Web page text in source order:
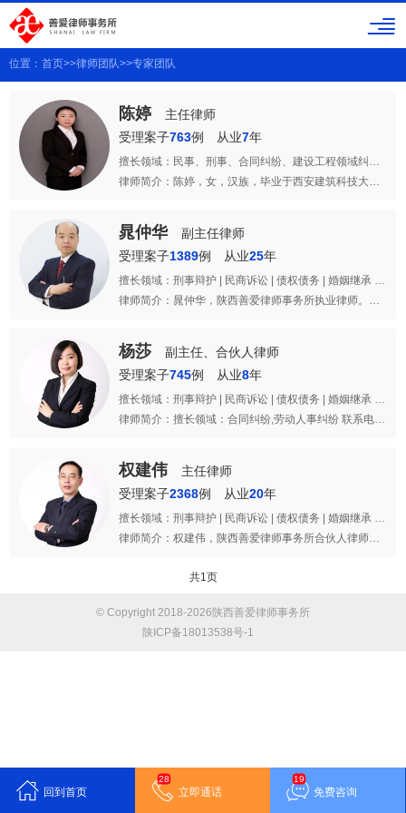
位置： 首页>>律师团队>>专家团队
陈婷
主任律师
受理案子763例 从业7年
擅长领域：民事、刑事、合同纠纷、建设工程领域纠纷、公司兼并、重组、企业法律顾问
律师简介：陈婷，女，汉族，毕业于西安建筑科技大学，法学学士，陕西善爱律师事务所高级合伙人，主任律师。2015年从事法律服务工作至今，代理各类案件上千起，专注民生类法律案件，涵盖离婚财产分割、子女抚养、交通事故赔偿、民间借贷、劳动工伤维权、建设施工等。善于耐心倾听当事人诉求，梳理复杂案情，兼顾调解与诉讼代理，办案认真负责，切实保障普通百姓合法权益。
晁仲华
副主任律师
受理案子1389例 从业25年
擅长领域：刑事辩护 | 民商诉讼 | 债权债务 | 婚姻继承 | 建筑工程 | 公司股权 | 合同纠纷 | 交通事故
律师简介：晁仲华，陕西善爱律师事务所执业律师。从事法律服务工作30余年，凭借扎实的理论功底及丰富的办案经验赢得了当事人的大力赞扬及认可，擅长办理民事、经济、征地款纠纷及刑事辩护等。
杨莎
副主任、合伙人律师
受理案子745例 从业8年
擅长领域：刑事辩护 | 民商诉讼 | 债权债务 | 婚姻继承 | 建筑工程 | 公司股权 | 合同纠纷 | 交通事故
律师简介：擅长领域：合同纠纷,劳动人事纠纷 联系电话：400-9908881
权建伟
主任律师
受理案子2368例 从业20年
擅长领域：刑事辩护 | 民商诉讼 | 债权债务 | 婚姻继承 | 建筑工程 | 公司股权 | 合同纠纷 | 交通事故
律师简介：权建伟，陕西善爱律师事务所合伙人律师，毕业于西北政法大学，有11年法律服务经验，理论基础深厚，擅长领域：公司法律顾问、私人律师、房地产、金融信贷、疑难复杂的大型经济纠纷、债务追讨、劳动争议、婚姻家庭、人身伤害赔偿、刑事案件的诉讼与仲裁等。执业
共1页
© Copyright 2018-2026陕西善爱律师事务所
陕ICP备18013538号-1
回到首页
28
立即通话
19
免费咨询